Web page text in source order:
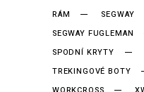
RÁM
SEGWAY
SEGWAY FUGLEMAN
SPODNÍ KRYTY
TREKINGOVÉ BOTY